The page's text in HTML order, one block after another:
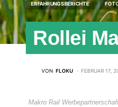
ERFAHRUNGSBERICHTE
Rollei
VON FLOKU FEBRUAR 17,
Makro Rail